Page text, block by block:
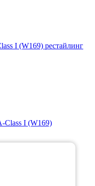
I (W169) рестайлинг
Class I (W169)